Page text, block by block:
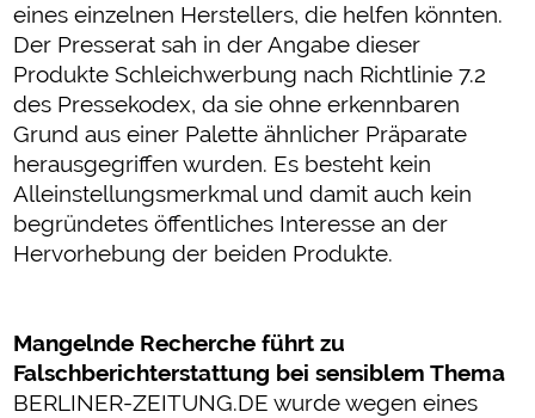
eines einzelnen Herstellers, die helfen könnten.
Der Presserat sah in der Angabe dieser
Produkte Schleichwerbung nach Richtlinie 7.2
des Pressekodex, da sie ohne erkennbaren
Grund aus einer Palette ähnlicher Präparate
herausgegriffen wurden. Es besteht kein
Alleinstellungsmerkmal und damit auch kein
begründetes öffentliches Interesse an der
Hervorhebung der beiden Produkte.
Mangelnde Recherche führt zu
Falschberichterstattung bei sensiblem Thema
BERLINER-ZEITUNG.DE wurde wegen eines